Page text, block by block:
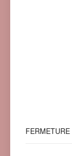
FERMETURE